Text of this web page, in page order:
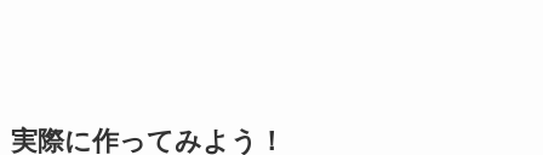
実際に作ってみよう！